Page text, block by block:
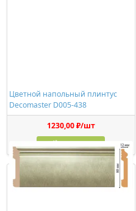
Цветной напольный плинтус
Decomaster D005-438
1230,00 ₽/шт
Купить